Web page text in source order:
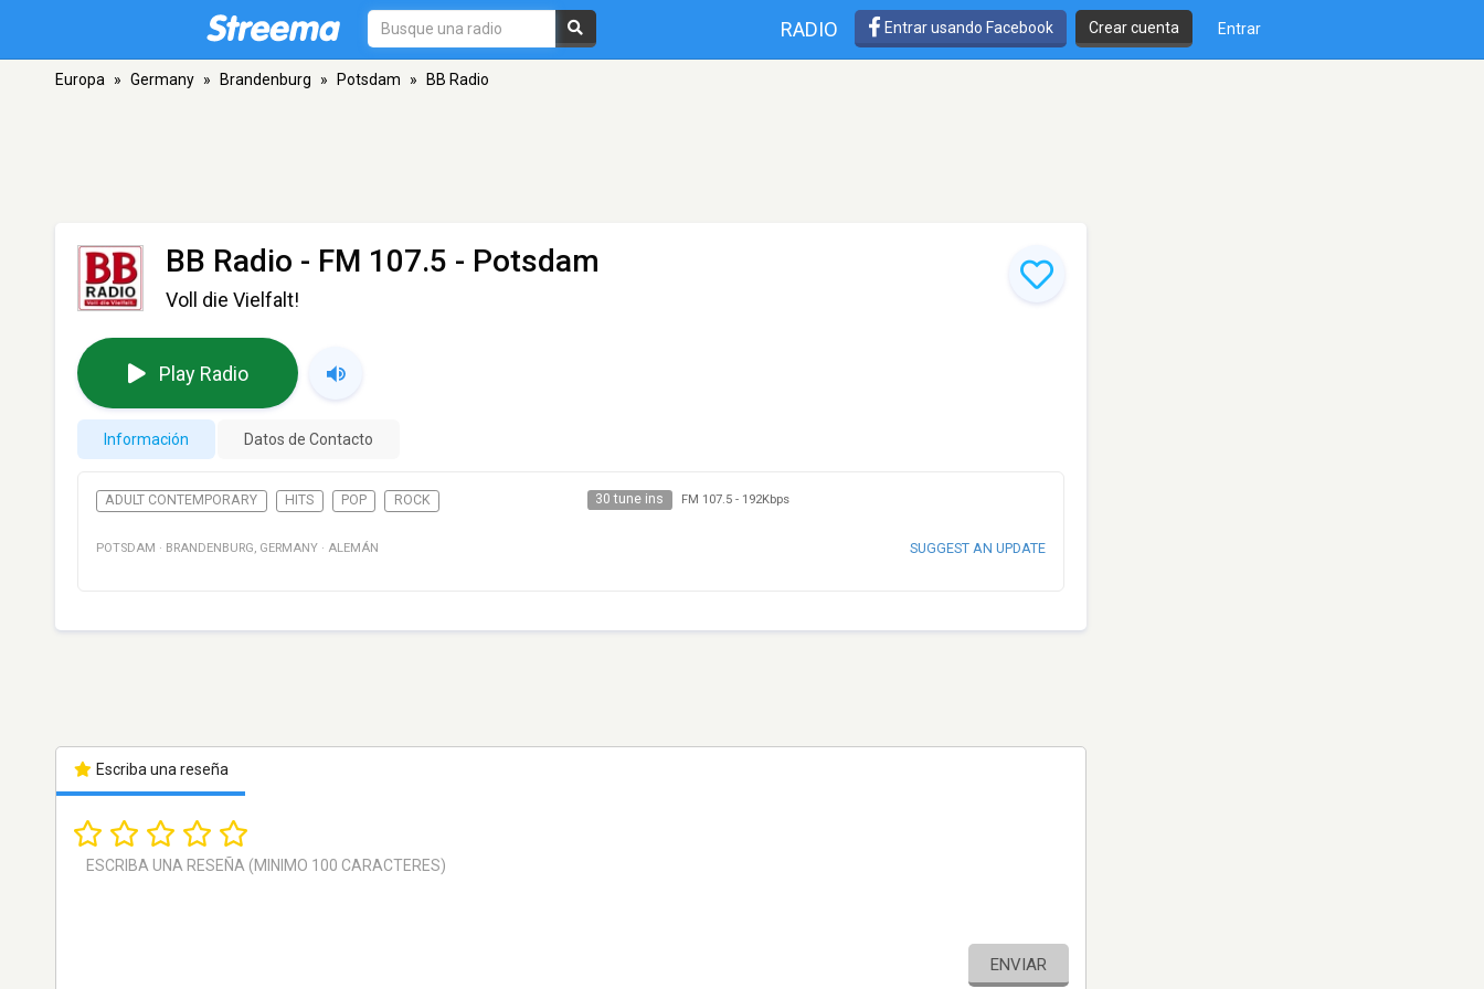
RADIO Entrar usando Facebook Crear cuenta Entrar
Europa » Germany » Brandenburg » Potsdam » BB Radio
BB Radio - FM 107.5 - Potsdam
Voll die Vielfalt!
Play Radio
Información Datos de Contacto
ADULT CONTEMPORARY HITS POP ROCK 30 tune ins FM 107.5- 192Kbps
POTSDAM · BRANDENBURG, GERMANY · ALEMÁN SUGGEST AN UPDATE
Escriba una reseña
ENVIAR